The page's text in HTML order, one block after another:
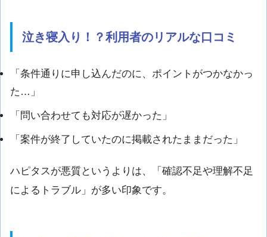
泣き寝入り！？利用者のリアルな口コミ
「条件通りに申し込んだのに、ポイントがつかなかっ
た…」
「問い合わせても対応が遅かった」
「案件が終了していたのに掲載されたままだった」
ハピタスが悪質というよりは、「確認不足や理解不足
によるトラブル」が多い印象です。